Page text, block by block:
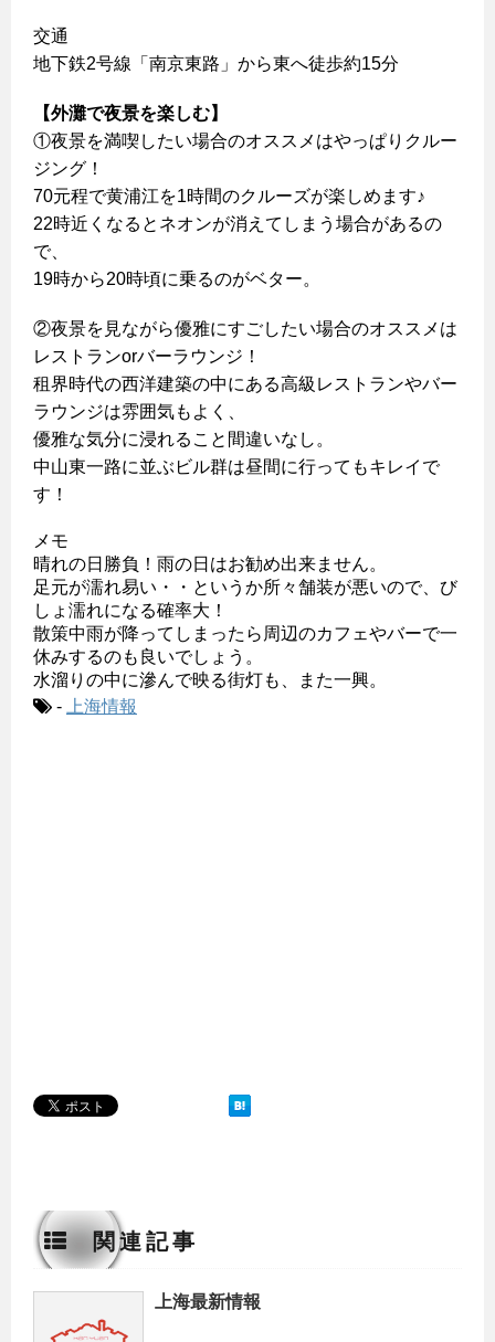
交通
地下鉄2号線「南京東路」から東へ徒歩約15分
【外灘で夜景を楽しむ】
①夜景を満喫したい場合のオススメはやっぱりクルー
ジング！
70元程で黄浦江を1時間のクルーズが楽しめます♪
22時近くなるとネオンが消えてしまう場合があるの
で、
19時から20時頃に乗るのがベター。
②夜景を見ながら優雅にすごしたい場合のオススメは
レストランorバーラウンジ！
租界時代の西洋建築の中にある高級レストランやバー
ラウンジは雰囲気もよく、
優雅な気分に浸れること間違いなし。
中山東一路に並ぶビル群は昼間に行ってもキレイで
す！
メモ
晴れの日勝負！雨の日はお勧め出来ません。
足元が濡れ易い・・というか所々舗装が悪いので、び
しょ濡れになる確率大！
散策中雨が降ってしまったら周辺のカフェやバーで一
休みするのも良いでしょう。
水溜りの中に滲んで映る街灯も、また一興。
-
上海情報
関連記事
上海最新情報